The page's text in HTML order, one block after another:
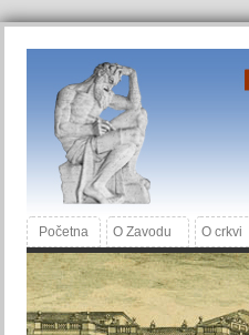
Početna O Zavodu O crkvi